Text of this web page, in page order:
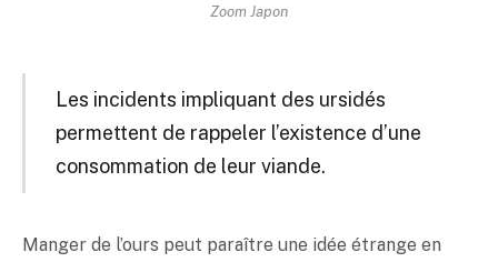
Zoom Japon
Les incidents impliquant des ursidés
permettent de rappeler l’existence d’une
consommation de leur viande.
Manger de l’ours peut paraître une idée étrange en